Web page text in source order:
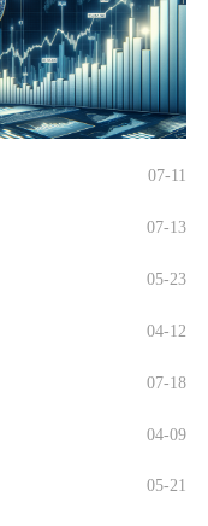
07-11
07-13
05-23
04-12
07-18
04-09
05-21